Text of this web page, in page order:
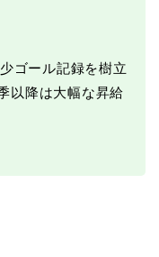
ゴール記録を樹立
以降は大幅な昇給